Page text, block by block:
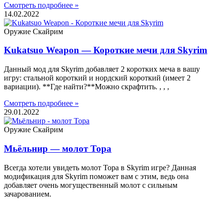
Смотреть подробнее »
14.02.2022
Оружие Скайрим
Kukatsuo Weapon — Короткие мечи для Skyrim
Данный мод для Skyrim добавляет 2 коротких меча в вашу
игру: стальной короткий и нордский короткий (имеет 2
вариации). **Где найти?**Можно скрафтить. , , ,
Смотреть подробнее »
29.01.2022
Оружие Скайрим
Мьёльнир — молот Тора
Всегда хотели увидеть молот Тора в Skyrim игре? Данная
модификация для Skyrim поможет вам с этим, ведь она
добавляет очень могущественный молот с сильным
зачарованием.